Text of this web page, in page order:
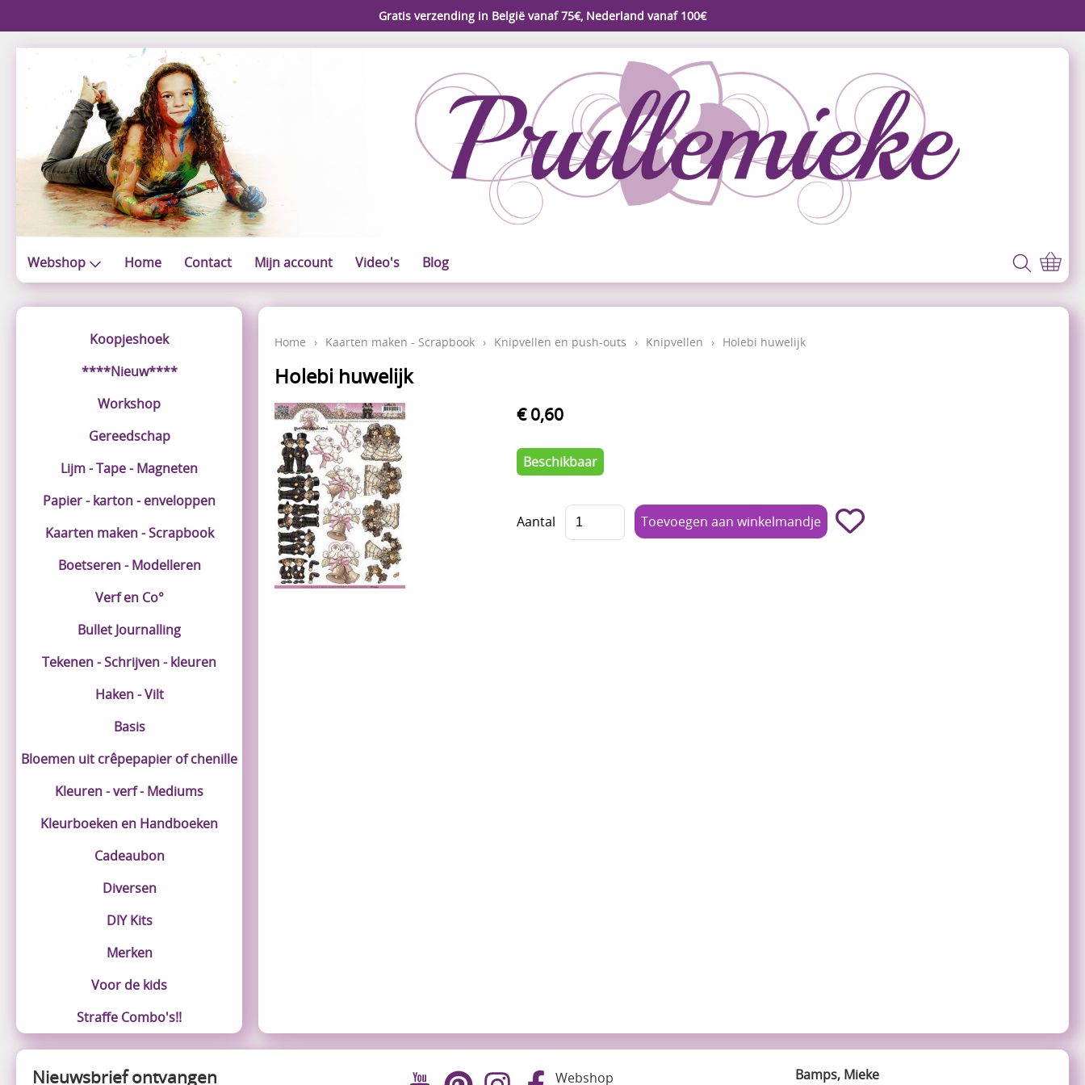
Gratis verzending in België vanaf 75€, Nederland vanaf 100€
Webshop Home Contact Mijn account Video's Blog
Koopjeshoek
****Nieuw****
Workshop
Gereedschap
Lijm - Tape - Magneten
Papier - karton - enveloppen
Kaarten maken - Scrapbook
Boetseren - Modelleren
Verf en Co°
Bullet Journalling
Tekenen - Schrijven - kleuren
Haken - Vilt
Basis
Bloemen uit crêpepapier of chenille
Kleuren - verf - Mediums
Kleurboeken en Handboeken
Cadeaubon
Diversen
DIY Kits
Merken
Voor de kids
Straffe Combo's!!
Home › Kaarten maken - Scrapbook › Knipvellen en push-outs › Knipvellen › Holebi huwelijk
Holebi huwelijk
€ 0,60
Beschikbaar
Aantal
Webshop
Bamps, Mieke
Nieuwsbrief ontvangen